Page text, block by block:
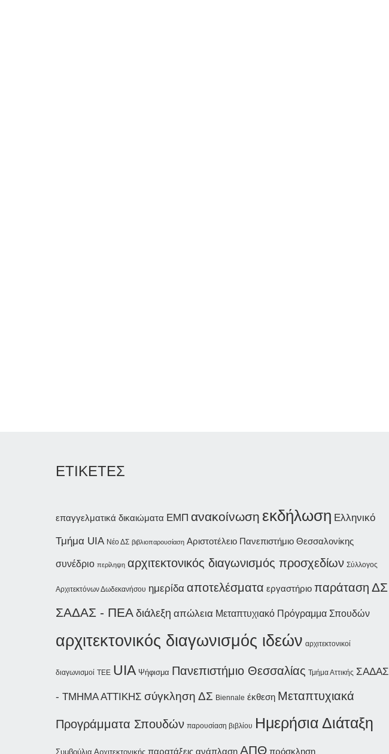
ΕΤΙΚΕΤΕΣ
επαγγελματικά δικαιώματα ΕΜΠ ανακοίνωση εκδήλωση Ελληνικό
Τμήμα UIA Νέο ΔΣ βιβλιοπαρουσίαση Αριστοτέλειο Πανεπιστήμιο Θεσσαλονίκης
συνέδριο περίληψη αρχιτεκτονικός διαγωνισμός προσχεδίων Σύλλογος
Αρχιτεκτόνων Δωδεκανήσου ημερίδα αποτελέσματα εργαστήριο παράταση ΔΣ
ΣΑΔΑΣ - ΠΕΑ διάλεξη απώλεια Μεταπτυχιακό Πρόγραμμα Σπουδών
αρχιτεκτονικός διαγωνισμός ιδεών αρχιτεκτονικοί
διαγωνισμοί ΤΕΕ UIA Ψήφισμα Πανεπιστήμιο Θεσσαλίας Τμήμα Αττικής ΣΑΔΑΣ
- ΤΜΗΜΑ ΑΤΤΙΚΗΣ σύγκληση ΔΣ Biennale έκθεση Μεταπτυχιακά
Προγράμματα Σπουδών παρουσίαση βιβλίου Ημερήσια Διάταξη
Συμβούλια Αρχιτεκτονικής παρατάξεις ανάπλαση ΑΠΘ πρόσκληση